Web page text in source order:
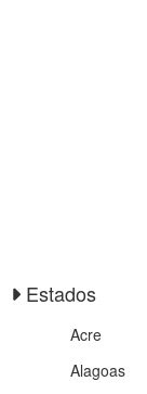
Estados
Acre
Alagoas